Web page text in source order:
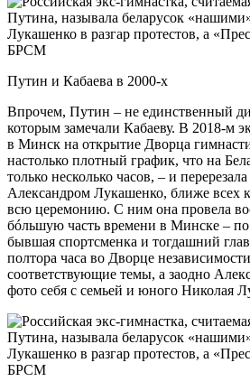
Путин и Кабаева в 2000-х
Впрочем, Путин – не единственный
которым замечали Кабаеву. В 2018-м
в Минск на открытие Дворца
настолько плотный график, что на
только несколько часов, – и
Александром Лукашенко, ближе всех
всю церемонию. С ним она провела
бóльшую часть времени в Минске – по
бывшая спортсменка и тогдашний
полтора часа во Дворце
соответствующие темы, а заодно
фото себя с семьей и юного Николая